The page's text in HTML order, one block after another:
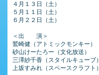
４月１３日（土）
５月１１日（土）
６月２２日（土）
＜出 演＞
鷲崎健（アトミックモンキー）
砂山けーたろー（文化放送）
三澤紗千香（スタイルキューブ）
上坂すみれ（スペースクラフト）